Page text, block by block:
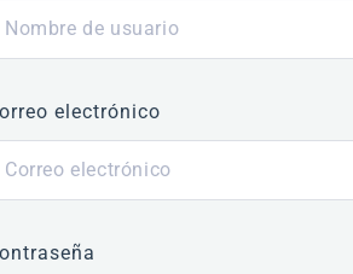
electrónico